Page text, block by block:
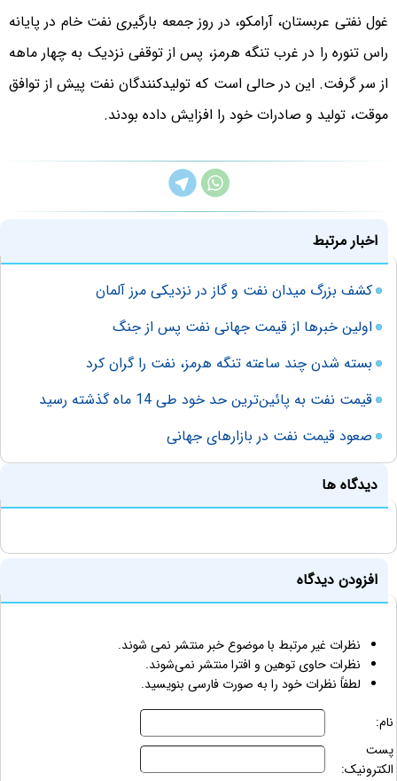
غول نفتی عربستان، آرامکو، در روز جمعه بارگیری نفت خام در پایانه
راس تنوره را در غرب تنگه هرمز، پس از توقفی نزدیک به چهار ماهه
از سر گرفت. این در حالی است که تولیدکنندگان نفت پیش از توافق
موقت، تولید و صادرات خود را افزایش داده بودند.
اخبار مرتبط
کشف بزرگ میدان نفت و گاز در نزدیکی مرز آلمان
اولین خبرها از قیمت جهانی نفت پس از جنگ
بسته شدن چند ساعته تنگه هرمز، نفت را گران کرد
قیمت نفت به پائین‌ترین حد خود طی 14 ماه گذشته رسید
صعود قیمت نفت در بازارهای جهانی
دیدگاه ها
افزودن دیدگاه
نظرات غیر مرتبط با موضوع خبر منتشر نمی شوند.
نظرات حاوی توهین و افترا منتشر نمی‌شوند.
لطفاً نظرات خود را به صورت فارسی بنویسید.
نام:
پست
الکترونیک: